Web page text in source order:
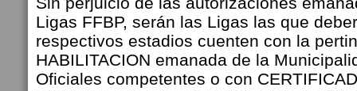
Ligas FFBP, serán las Ligas las que
respectivos estadios cuenten con la
HABILITACION emanada de la
Oficiales competentes o con